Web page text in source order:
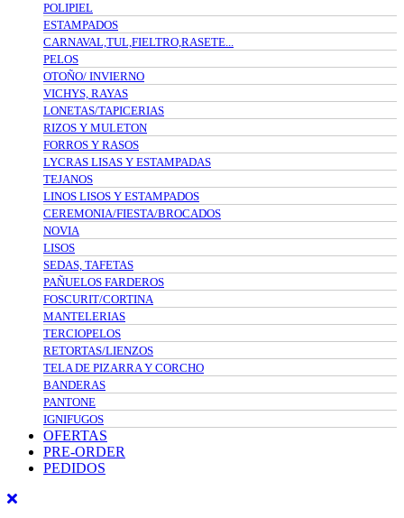
POLIPIEL
ESTAMPADOS
CARNAVAL,TUL,FIELTRO,RASETE...
PELOS
OTOÑO/ INVIERNO
VICHYS, RAYAS
LONETAS/TAPICERIAS
RIZOS Y MULETON
FORROS Y RASOS
LYCRAS LISAS Y ESTAMPADAS
TEJANOS
LINOS LISOS Y ESTAMPADOS
CEREMONIA/FIESTA/BROCADOS
NOVIA
LISOS
SEDAS, TAFETAS
PAÑUELOS FARDEROS
FOSCURIT/CORTINA
MANTELERIAS
TERCIOPELOS
RETORTAS/LIENZOS
TELA DE PIZARRA Y CORCHO
BANDERAS
PANTONE
IGNIFUGOS
OFERTAS
PRE-ORDER
PEDIDOS